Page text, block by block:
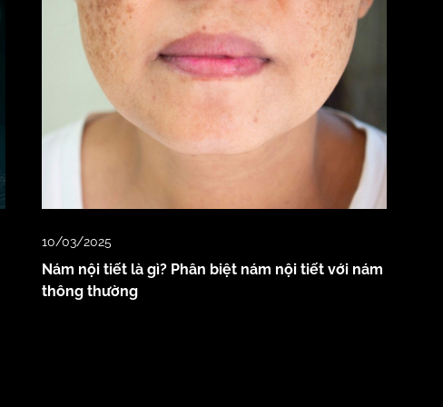
10/03/2025
Nám nội tiết là gì? Phân biệt nám nội tiết với nám
thông thường